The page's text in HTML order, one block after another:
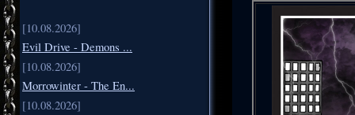
[10.08.2026]
Evil Drive - Demons ...
[10.08.2026]
Morrowinter - The En...
[10.08.2026]